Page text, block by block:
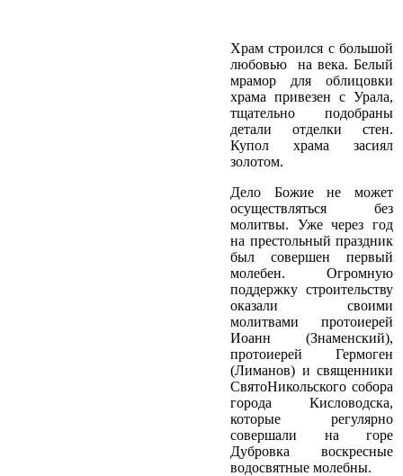
Храм строился с большой
любовью ­ на века. Белый
мрамор для облицовки
храма привезен с Урала,
тщательно подобраны
детали отделки стен.
Купол храма засиял
золотом.
Дело Божие не может
осуществляться без
молитвы. Уже через год
на престольный праздник
был совершен первый
молебен. Огромную
поддержку строительству
оказали своими
молитвами протоиерей
Иоанн (Знаменский),
протоиерей Гермоген
(Лиманов) и священники
Свято­Никольского собора
города Кисловодска,
которые регулярно
совершали на горе
Дубровка воскресные
водосвятные молебны.